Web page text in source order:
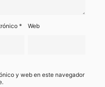
* Web
y web en este navegador